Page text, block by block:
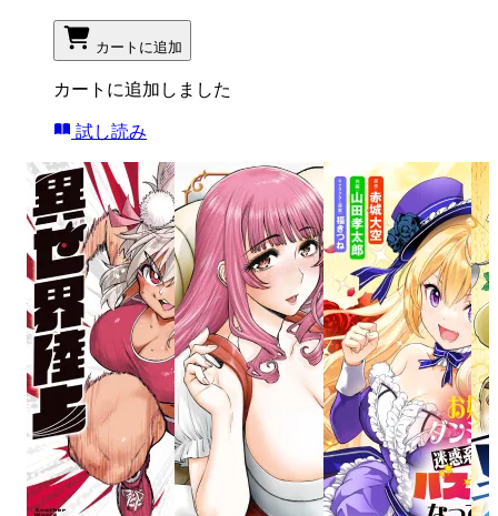
カートに追加
カートに追加しました
試し読み